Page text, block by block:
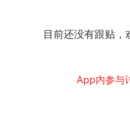
目前还没有跟贴，
App内参与